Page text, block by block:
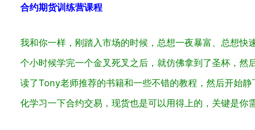
合约期货训练营课程
我和你一样，刚踏入市场的时候，总想一夜暴富、总想
个小时候学完一个金叉死叉之后，就仿佛拿到了圣杯，
读了Tony老师推荐的书籍和一些不错的教程，然后开始
化学习一下合约交易，现货也是可以用得上的，关键是你